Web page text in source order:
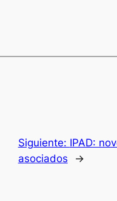
Siguiente: IPAD:
asociados
→